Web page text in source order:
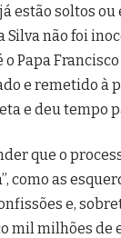
estão soltos
Silva não foi
Papa
e remetido à
e deu tempo
que o
como as
e,
mil milhões de